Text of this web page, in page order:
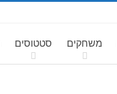
משחקים סטטוסים